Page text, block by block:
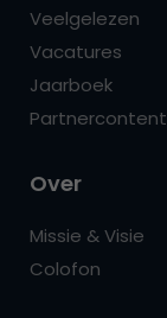
Veelgelezen
Vacatures
Jaarboek
Partnercontent
Over
Missie & Visie
Colofon